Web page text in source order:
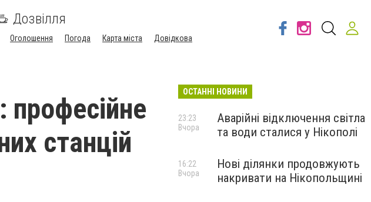
Дозвілля
Оголошення Погода Карта міста Довідкова
професійне
станцій
ОСТАННІ НОВИНИ
Аварійні відключення світла
та води сталися у Нікополі
23:23
Вчора
Нові ділянки продовжують
накривати на Нікопольщині
16:22
Вчора